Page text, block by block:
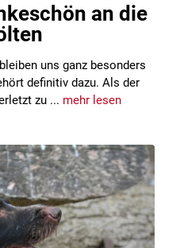
an die
uns ganz besonders
definitiv dazu. Als der
zu ... mehr lesen